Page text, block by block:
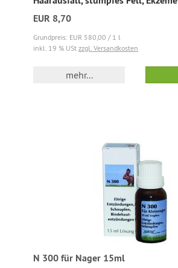
EUR 8,70
Grundpreis: EUR 580,00 / 1 l
inkl. 19 % USt zzgl. Versandkosten
mehr...
N 300 für Nager 15ml